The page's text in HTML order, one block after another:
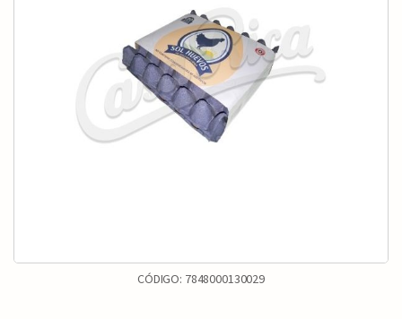
CÓDIGO: 7848000130029